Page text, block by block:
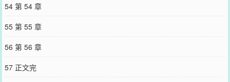
54 第 54 章
55 第 55 章
56 第 56 章
57 正文完